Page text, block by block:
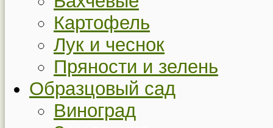
Картофель
Лук и чеснок
Пряности и зелень
Образцовый сад
Виноград